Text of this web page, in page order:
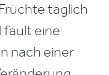
täglich
fault eine
nach einer